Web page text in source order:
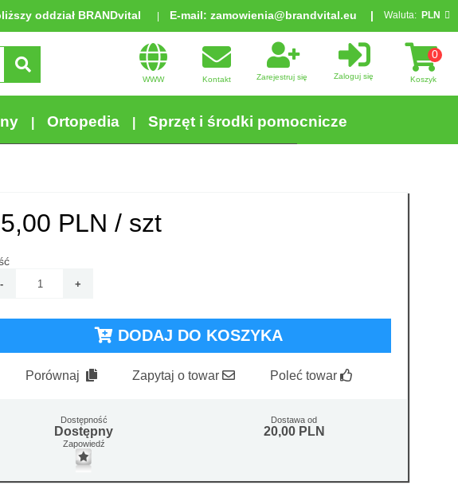
oddział BRANDvital E-mail: zamowienia@brandvital.eu Waluta: PLN
WWW Kontakt Zarejestruj się Zaloguj się
0
Koszyk
Ortopedia Sprzęt i środki pomocnicze
PLN / szt
DODAJ DO KOSZYKA
Porównaj Zapytaj o towar Poleć towar
Dostępność
Dostępny
Zapowiedź
Dostawa od
20,00 PLN